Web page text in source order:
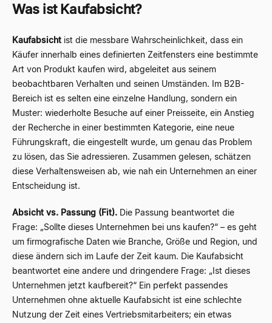
Was ist Kaufabsicht?
Kaufabsicht ist die messbare Wahrscheinlichkeit, dass ein
Käufer innerhalb eines definierten Zeitfensters eine bestimmte
Art von Produkt kaufen wird, abgeleitet aus seinem
beobachtbaren Verhalten und seinen Umständen. Im B2B-
Bereich ist es selten eine einzelne Handlung, sondern ein
Muster: wiederholte Besuche auf einer Preisseite, ein Anstieg
der Recherche in einer bestimmten Kategorie, eine neue
Führungskraft, die eingestellt wurde, um genau das Problem
zu lösen, das Sie adressieren. Zusammen gelesen, schätzen
diese Verhaltensweisen ab, wie nah ein Unternehmen an einer
Entscheidung ist.
Absicht vs. Passung (Fit). Die Passung beantwortet die
Frage: „Sollte dieses Unternehmen bei uns kaufen?“ – es geht
um firmografische Daten wie Branche, Größe und Region, und
diese ändern sich im Laufe der Zeit kaum. Die Kaufabsicht
beantwortet eine andere und dringendere Frage: „Ist dieses
Unternehmen jetzt kaufbereit?“ Ein perfekt passendes
Unternehmen ohne aktuelle Kaufabsicht ist eine schlechte
Nutzung der Zeit eines Vertriebsmitarbeiters; ein etwas